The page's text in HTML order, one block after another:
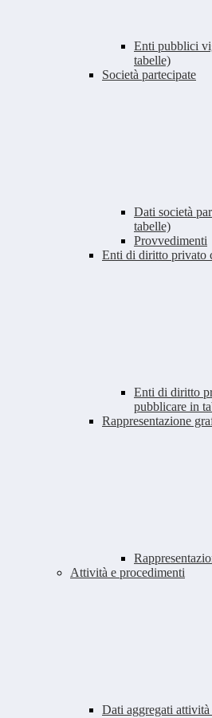
Enti pubblici
tabelle)
Società partecipate
Dati società
tabelle)
Provvedimenti
Enti di diritto privato
Enti di diritto
pubblicare in
Rappresentazione
Attività e procedimenti
Dati aggregati